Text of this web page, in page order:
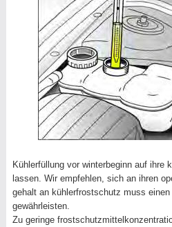
Kühlerfüllung vor winterbeginn auf ihre
lassen. Wir empfehlen, sich an ihren
gehalt an kühlerfrostschutz muss
gewährleisten.
Zu geringe